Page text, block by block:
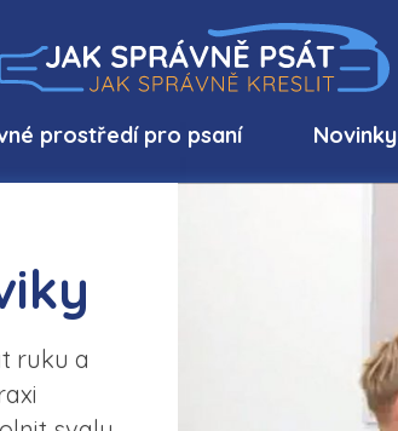
prostředí pro psaní Novinky
ruku a